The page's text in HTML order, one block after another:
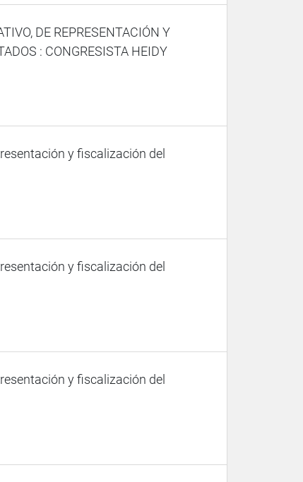
DE REPRESENTACIÓN Y
: CONGRESISTA HEIDY
y fiscalización del
y fiscalización del
y fiscalización del